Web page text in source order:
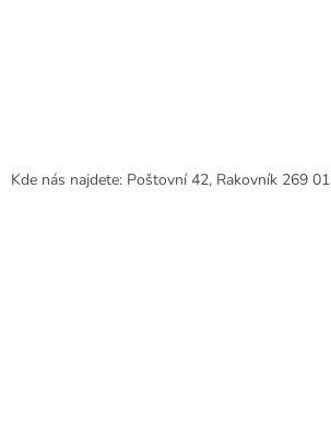
Kde nás najdete: Poštovní 42, Rakovník 269 01